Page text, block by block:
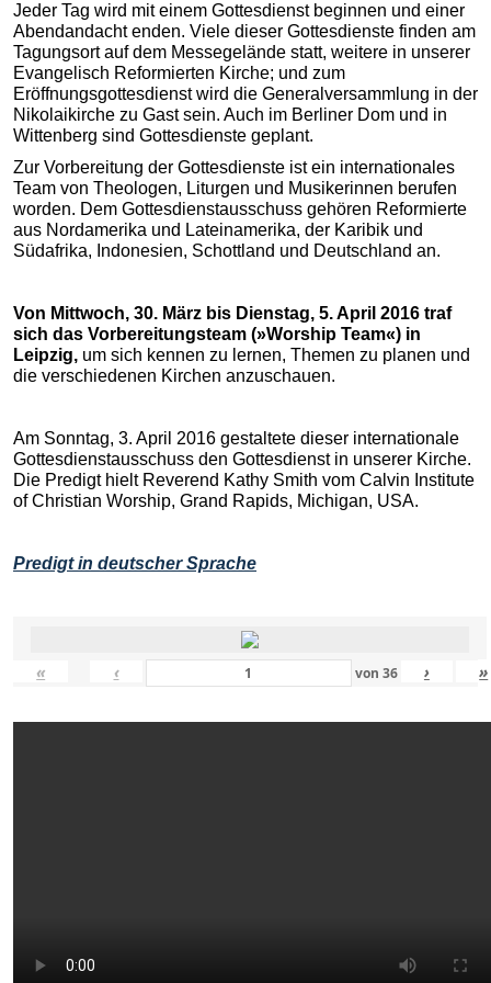
Jeder Tag wird mit einem Gottesdienst beginnen und einer
Abendandacht enden. Viele dieser Gottesdienste finden am
Tagungsort auf dem Messegelände statt, weitere in unserer
Evangelisch Reformierten Kirche; und zum
Eröffnungsgottesdienst wird die Generalversammlung in der
Nikolaikirche zu Gast sein. Auch im Berliner Dom und in
Wittenberg sind Gottesdienste geplant.
Zur Vorbereitung der Gottesdienste ist ein internationales
Team von Theologen, Liturgen und Musikerinnen berufen
worden. Dem Gottesdienstausschuss gehören Reformierte
aus Nordamerika und Lateinamerika, der Karibik und
Südafrika, Indonesien, Schottland und Deutschland an.
Von Mittwoch, 30. März bis Dienstag, 5. April 2016 traf
sich das Vorbereitungsteam (»Worship Team«) in
Leipzig, um sich kennen zu lernen, Themen zu planen und
die verschiedenen Kirchen anzuschauen.
Am Sonntag, 3. April 2016 gestaltete dieser internationale
Gottesdienstausschuss den Gottesdienst in unserer Kirche.
Die Predigt hielt Reverend Kathy Smith vom Calvin Institute
of Christian Worship, Grand Rapids, Michigan, USA.
Predigt in deutscher Sprache
« ‹ von 36 › »